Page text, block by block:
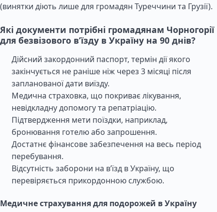
(винятки діють лише для громадян Туреччини та Грузії).
Які документи потрібні громадянам Чорногорії
для безвізового в’їзду в Україну на 90 днів?
Дійсний закордонний паспорт, термін дії якого
закінчується не раніше ніж через 3 місяці після
запланованої дати виїзду.
Медична страховка, що покриває лікування,
невідкладну допомогу та репатріацію.
Підтвердження мети поїздки, наприклад,
бронювання готелю або запрошення.
Достатнє фінансове забезпечення на весь період
перебування.
Відсутність заборони на в’їзд в Україну, що
перевіряється прикордонною службою.
Медичне страхування для подорожей в Україну